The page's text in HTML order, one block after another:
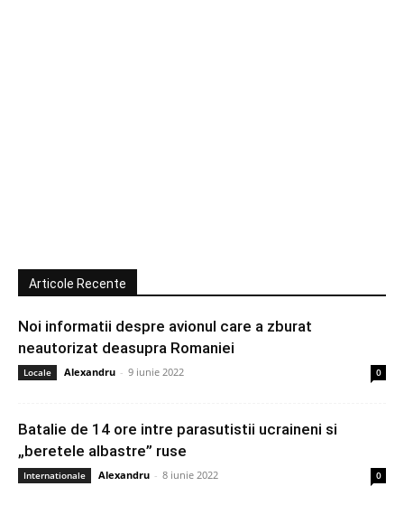
Articole Recente
Noi informatii despre avionul care a zburat
neautorizat deasupra Romaniei
Locale Alexandru - 9 iunie 2022 0
Batalie de 14 ore intre parasutistii ucraineni si
„beretele albastre” ruse
Internationale Alexandru - 8 iunie 2022 0